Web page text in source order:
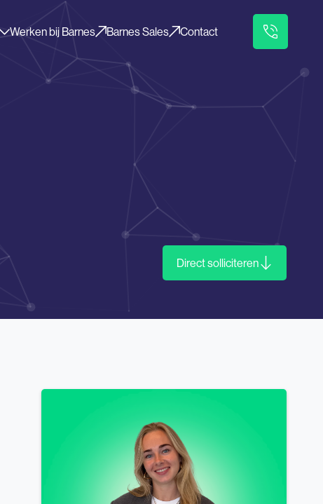
Werken bij Barnes Barnes Sales Contact
Direct solliciteren